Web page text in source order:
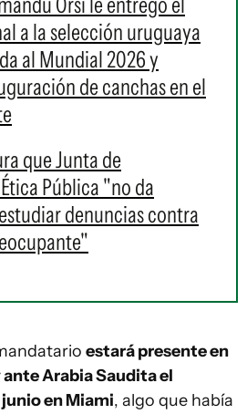
a la selección uruguaya
al Mundial 2026 y
de canchas en el
que Junta de
Pública "no da
denuncias contra
estará presente en
Arabia Saudita el
en Miami, algo que había